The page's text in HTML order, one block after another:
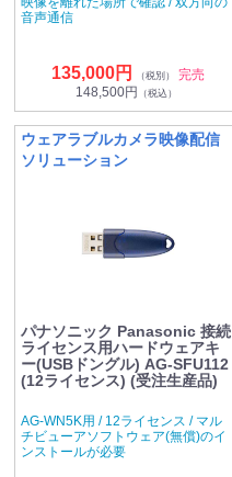
音声通信
135,000円 （税別）
完売
148,500円 （税込）
ウェアラブルカメラ映像配信
ソリューション
パナソニック Panasonic 接続
ライセンス用ハードウェアキ
ー(USBドングル) AG-SFU112
(12ライセンス) (受注生産品)
AG-WN5K用 / 12ライセンス / マル
チビューアソフトウェア(無償)のイ
ンストールが必要